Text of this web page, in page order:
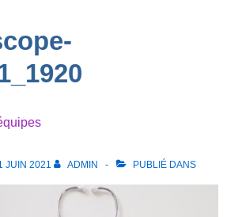
JUIN 2021 ADMIN PUBLIÉ DANS